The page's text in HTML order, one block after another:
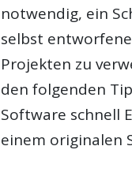
notwendig, ein
selbst
Projekten zu
den folgenden
Software schnell
einem originalen